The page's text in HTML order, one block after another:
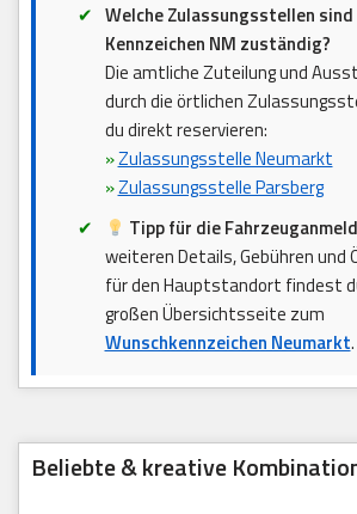
Welche Zulassungsstellen
Kennzeichen NM zuständig?
Die amtliche Zuteilung und
durch die örtlichen
du direkt reservieren:
»Zulassungsstelle Neumarkt
»Zulassungsstelle Parsberg
Tipp für die
weiteren Details, Gebühren
für den Hauptstandort findest
großen Übersichtsseite zum
Wunschkennzeichen Neumarkt.
Beliebte & kreative